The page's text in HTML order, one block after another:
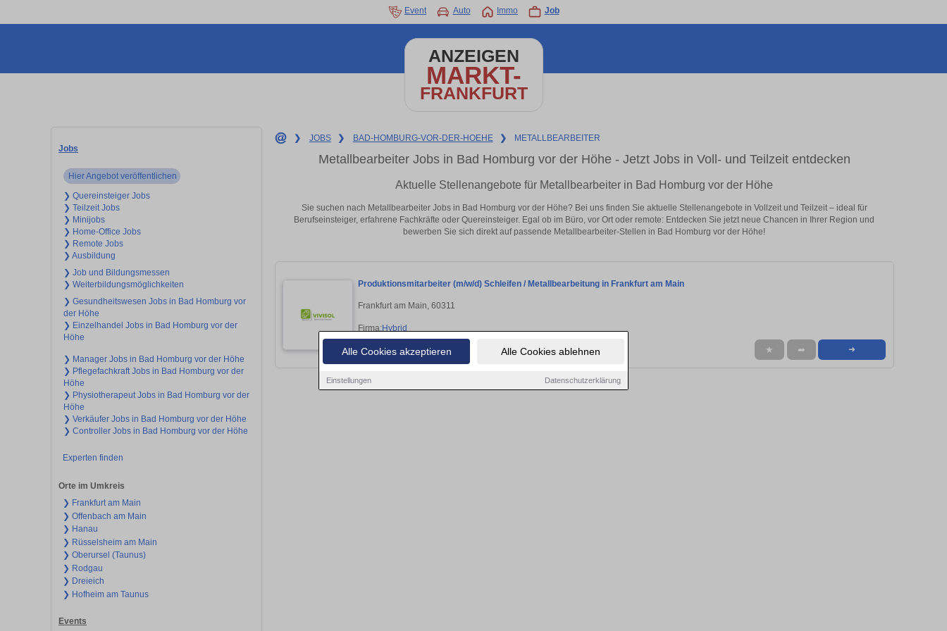
Alle Cookies akzeptieren Alle Cookies ablehnen
Einstellungen Datenschutzerklärung
Event Auto Immo Job
ANZEIGEN
MARKT-
FRANKFURT
Jobs
Hier Angebot veröffentlichen
❯ Quereinsteiger Jobs
❯ Teilzeit Jobs
❯ Minijobs
❯ Home-Office Jobs
❯ Remote Jobs
❯ Ausbildung
❯ Job und Bildungsmessen
❯ Weiterbildungsmöglichkeiten
❯ Gesundheitswesen Jobs in Bad Homburg vor
der Höhe
❯ Einzelhandel Jobs in Bad Homburg vor der
Höhe
❯ Manager Jobs in Bad Homburg vor der Höhe
❯ Pflegefachkraft Jobs in Bad Homburg vor der
Höhe
❯ Physiotherapeut Jobs in Bad Homburg vor der
Höhe
❯ Verkäufer Jobs in Bad Homburg vor der Höhe
❯ Controller Jobs in Bad Homburg vor der Höhe
Experten finden
Orte im Umkreis
❯ Frankfurt am Main
❯ Offenbach am Main
❯ Hanau
❯ Rüsselsheim am Main
❯ Oberursel (Taunus)
❯ Rodgau
❯ Dreieich
❯ Hofheim am Taunus
Events
❯ JOBS ❯ BAD-HOMBURG-VOR-DER-HOEHE ❯ METALLBEARBEITER
Metallbearbeiter Jobs in Bad Homburg vor der Höhe - Jetzt Jobs in Voll- und Teilzeit entdecken
Aktuelle Stellenangebote für Metallbearbeiter in Bad Homburg vor der Höhe
Sie suchen nach Metallbearbeiter Jobs in Bad Homburg vor der Höhe? Bei uns finden Sie aktuelle Stellenangebote in Vollzeit und Teilzeit – ideal für
Berufseinsteiger, erfahrene Fachkräfte oder Quereinsteiger. Egal ob im Büro, vor Ort oder remote: Entdecken Sie jetzt neue Chancen in Ihrer Region und
bewerben Sie sich direkt auf passende Metallbearbeiter-Stellen in Bad Homburg vor der Höhe!
Produktionsmitarbeiter (m/w/d) Schleifen / Metallbearbeitung in Frankfurt am Main
Frankfurt am Main, 60311
Firma:Hybrid
★ ➦ ➜